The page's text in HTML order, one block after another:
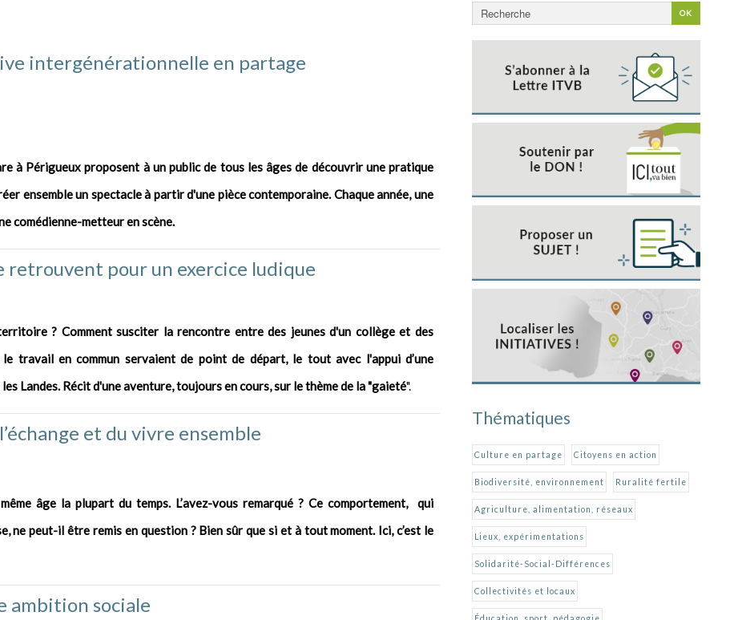
OK
Rechercher
Thématiques
Culture en partage Citoyens en action
Biodiversité, environnement Ruralité fertile
Agriculture, alimentation, réseaux
Lieux, expérimentations
Solidarité-Social-Différences
Collectivités et locaux
Éducation, sport, pédagogie
intergénérationnelle en partage
à Périgueux proposent à un public de tous les âges de découvrir une pratique
ensemble un spectacle à partir d'une pièce contemporaine. Chaque année, une
comédienne-metteur en scène.
retrouvent pour un exercice ludique
? Comment susciter la rencontre entre des jeunes d'un collège et des
travail en commun servaient de point de départ, le tout avec l'appui d’une
Landes. Récit d'une aventure, toujours en cours, sur le thème de la "gaieté".
et du vivre ensemble
âge la plupart du temps. L’avez-vous remarqué ? Ce comportement, qui
ne peut-il être remis en question ? Bien sûr que si et à tout moment. Ici, c’est le
ambition sociale